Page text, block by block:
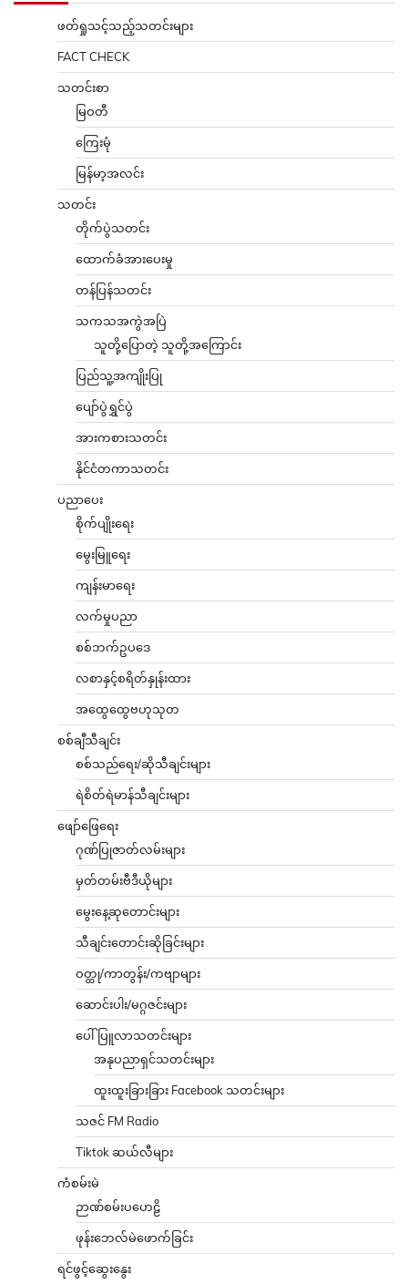
ဖတ်ရှုသင့်သည့်သတင်းများ
FACT CHECK
သတင်းစာ
မြဝတီ
ကြေးမုံ
မြန်မာ့အလင်း
သတင်း
တိုက်ပွဲသတင်း
ထောက်ခံအားပေးမှု
တန်ပြန်သတင်း
သကသအကွဲအပြဲ
သူတို့ပြောတဲ့ သူတို့အကြောင်း
ပြည်သူ့အကျိုးပြု
ပျော်ပွဲရွှင်ပွဲ
အားကစားသတင်း
နိုင်ငံတကာသတင်း
ပညာပေး
စိုက်ပျိုးရေး
မွေးမြူရေး
ကျန်းမာရေး
လက်မှုပညာ
စစ်ဘက်ဥပဒေ
လစာနှင့်စရိတ်နှုန်းထား
အထွေထွေဗဟုသုတ
စစ်ချီသီချင်း
စစ်သည်ရေး/ဆိုသီချင်းများ
ရဲစိတ်ရဲမာန်သီချင်းများ
ဖျော်ဖြေရေး
ဂုဏ်ပြုဇာတ်လမ်းများ
မှတ်တမ်းဗီဒီယိုများ
မွေးနေ့ဆုတောင်းများ
သီချင်းတောင်းဆိုခြင်းများ
ဝတ္ထု/ကာတွန်း/ကဗျာများ
ဆောင်းပါး/မဂ္ဂဇင်းများ
ပေါ်ပြူလာသတင်းများ
အနုပညာရှင်သတင်းများ
ထူးထူးခြားခြား Facebook သတင်းများ
သဇင် FM Radio
Tiktok ဆယ်လီများ
ကံစမ်းမဲ
ဉာဏ်စမ်းပဟေဠိ
ဖုန်းဘေလ်မဲဖောက်ခြင်း
ရင်ဖွင့်ဆွေးနွေး